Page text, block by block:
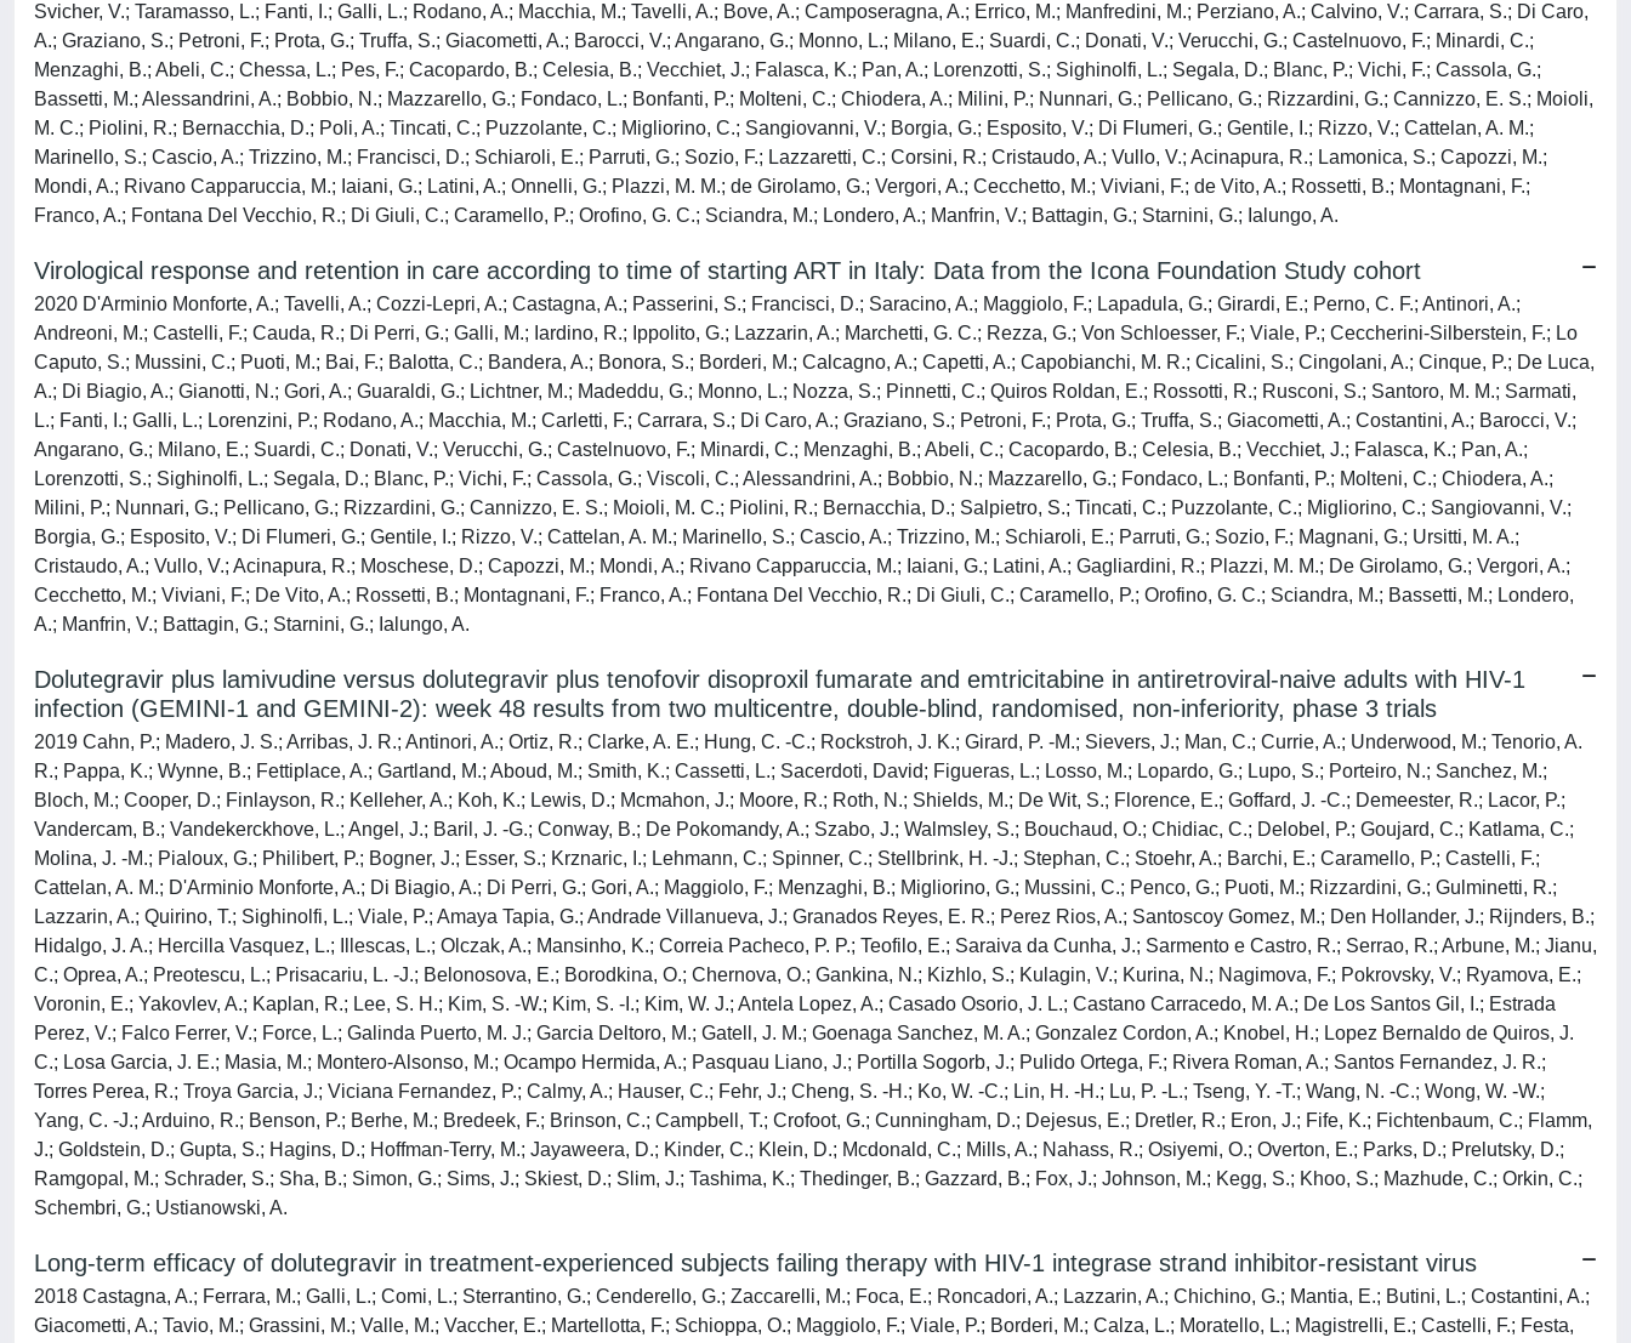
Svicher, V.; Taramasso, L.; Fanti, I.; Galli, L.; Rodano, A.; Macchia, M.; Tavelli, A.; Bove, A.; Camposeragna, A.; Errico, M.; Manfredini, M.; Perziano, A.; Calvino, V.; Carrara, S.; Di Caro,
A.; Graziano, S.; Petroni, F.; Prota, G.; Truffa, S.; Giacometti, A.; Barocci, V.; Angarano, G.; Monno, L.; Milano, E.; Suardi, C.; Donati, V.; Verucchi, G.; Castelnuovo, F.; Minardi, C.;
Menzaghi, B.; Abeli, C.; Chessa, L.; Pes, F.; Cacopardo, B.; Celesia, B.; Vecchiet, J.; Falasca, K.; Pan, A.; Lorenzotti, S.; Sighinolfi, L.; Segala, D.; Blanc, P.; Vichi, F.; Cassola, G.;
Bassetti, M.; Alessandrini, A.; Bobbio, N.; Mazzarello, G.; Fondaco, L.; Bonfanti, P.; Molteni, C.; Chiodera, A.; Milini, P.; Nunnari, G.; Pellicano, G.; Rizzardini, G.; Cannizzo, E. S.; Moioli,
M. C.; Piolini, R.; Bernacchia, D.; Poli, A.; Tincati, C.; Puzzolante, C.; Migliorino, C.; Sangiovanni, V.; Borgia, G.; Esposito, V.; Di Flumeri, G.; Gentile, I.; Rizzo, V.; Cattelan, A. M.;
Marinello, S.; Cascio, A.; Trizzino, M.; Francisci, D.; Schiaroli, E.; Parruti, G.; Sozio, F.; Lazzaretti, C.; Corsini, R.; Cristaudo, A.; Vullo, V.; Acinapura, R.; Lamonica, S.; Capozzi, M.;
Mondi, A.; Rivano Capparuccia, M.; Iaiani, G.; Latini, A.; Onnelli, G.; Plazzi, M. M.; de Girolamo, G.; Vergori, A.; Cecchetto, M.; Viviani, F.; de Vito, A.; Rossetti, B.; Montagnani, F.;
Franco, A.; Fontana Del Vecchio, R.; Di Giuli, C.; Caramello, P.; Orofino, G. C.; Sciandra, M.; Londero, A.; Manfrin, V.; Battagin, G.; Starnini, G.; Ialungo, A.
Virological response and retention in care according to time of starting ART in Italy: Data from the Icona Foundation Study cohort
2020 D'Arminio Monforte, A.; Tavelli, A.; Cozzi-Lepri, A.; Castagna, A.; Passerini, S.; Francisci, D.; Saracino, A.; Maggiolo, F.; Lapadula, G.; Girardi, E.; Perno, C. F.; Antinori, A.;
Andreoni, M.; Castelli, F.; Cauda, R.; Di Perri, G.; Galli, M.; Iardino, R.; Ippolito, G.; Lazzarin, A.; Marchetti, G. C.; Rezza, G.; Von Schloesser, F.; Viale, P.; Ceccherini-Silberstein, F.; Lo
Caputo, S.; Mussini, C.; Puoti, M.; Bai, F.; Balotta, C.; Bandera, A.; Bonora, S.; Borderi, M.; Calcagno, A.; Capetti, A.; Capobianchi, M. R.; Cicalini, S.; Cingolani, A.; Cinque, P.; De Luca,
A.; Di Biagio, A.; Gianotti, N.; Gori, A.; Guaraldi, G.; Lichtner, M.; Madeddu, G.; Monno, L.; Nozza, S.; Pinnetti, C.; Quiros Roldan, E.; Rossotti, R.; Rusconi, S.; Santoro, M. M.; Sarmati,
L.; Fanti, I.; Galli, L.; Lorenzini, P.; Rodano, A.; Macchia, M.; Carletti, F.; Carrara, S.; Di Caro, A.; Graziano, S.; Petroni, F.; Prota, G.; Truffa, S.; Giacometti, A.; Costantini, A.; Barocci, V.;
Angarano, G.; Milano, E.; Suardi, C.; Donati, V.; Verucchi, G.; Castelnuovo, F.; Minardi, C.; Menzaghi, B.; Abeli, C.; Cacopardo, B.; Celesia, B.; Vecchiet, J.; Falasca, K.; Pan, A.;
Lorenzotti, S.; Sighinolfi, L.; Segala, D.; Blanc, P.; Vichi, F.; Cassola, G.; Viscoli, C.; Alessandrini, A.; Bobbio, N.; Mazzarello, G.; Fondaco, L.; Bonfanti, P.; Molteni, C.; Chiodera, A.;
Milini, P.; Nunnari, G.; Pellicano, G.; Rizzardini, G.; Cannizzo, E. S.; Moioli, M. C.; Piolini, R.; Bernacchia, D.; Salpietro, S.; Tincati, C.; Puzzolante, C.; Migliorino, C.; Sangiovanni, V.;
Borgia, G.; Esposito, V.; Di Flumeri, G.; Gentile, I.; Rizzo, V.; Cattelan, A. M.; Marinello, S.; Cascio, A.; Trizzino, M.; Schiaroli, E.; Parruti, G.; Sozio, F.; Magnani, G.; Ursitti, M. A.;
Cristaudo, A.; Vullo, V.; Acinapura, R.; Moschese, D.; Capozzi, M.; Mondi, A.; Rivano Capparuccia, M.; Iaiani, G.; Latini, A.; Gagliardini, R.; Plazzi, M. M.; De Girolamo, G.; Vergori, A.;
Cecchetto, M.; Viviani, F.; De Vito, A.; Rossetti, B.; Montagnani, F.; Franco, A.; Fontana Del Vecchio, R.; Di Giuli, C.; Caramello, P.; Orofino, G. C.; Sciandra, M.; Bassetti, M.; Londero,
A.; Manfrin, V.; Battagin, G.; Starnini, G.; Ialungo, A.
Dolutegravir plus lamivudine versus dolutegravir plus tenofovir disoproxil fumarate and emtricitabine in antiretroviral-naive adults with HIV-1
infection (GEMINI-1 and GEMINI-2): week 48 results from two multicentre, double-blind, randomised, non-inferiority, phase 3 trials
2019 Cahn, P.; Madero, J. S.; Arribas, J. R.; Antinori, A.; Ortiz, R.; Clarke, A. E.; Hung, C. -C.; Rockstroh, J. K.; Girard, P. -M.; Sievers, J.; Man, C.; Currie, A.; Underwood, M.; Tenorio, A.
R.; Pappa, K.; Wynne, B.; Fettiplace, A.; Gartland, M.; Aboud, M.; Smith, K.; Cassetti, L.; Sacerdoti, David; Figueras, L.; Losso, M.; Lopardo, G.; Lupo, S.; Porteiro, N.; Sanchez, M.;
Bloch, M.; Cooper, D.; Finlayson, R.; Kelleher, A.; Koh, K.; Lewis, D.; Mcmahon, J.; Moore, R.; Roth, N.; Shields, M.; De Wit, S.; Florence, E.; Goffard, J. -C.; Demeester, R.; Lacor, P.;
Vandercam, B.; Vandekerckhove, L.; Angel, J.; Baril, J. -G.; Conway, B.; De Pokomandy, A.; Szabo, J.; Walmsley, S.; Bouchaud, O.; Chidiac, C.; Delobel, P.; Goujard, C.; Katlama, C.;
Molina, J. -M.; Pialoux, G.; Philibert, P.; Bogner, J.; Esser, S.; Krznaric, I.; Lehmann, C.; Spinner, C.; Stellbrink, H. -J.; Stephan, C.; Stoehr, A.; Barchi, E.; Caramello, P.; Castelli, F.;
Cattelan, A. M.; D'Arminio Monforte, A.; Di Biagio, A.; Di Perri, G.; Gori, A.; Maggiolo, F.; Menzaghi, B.; Migliorino, G.; Mussini, C.; Penco, G.; Puoti, M.; Rizzardini, G.; Gulminetti, R.;
Lazzarin, A.; Quirino, T.; Sighinolfi, L.; Viale, P.; Amaya Tapia, G.; Andrade Villanueva, J.; Granados Reyes, E. R.; Perez Rios, A.; Santoscoy Gomez, M.; Den Hollander, J.; Rijnders, B.;
Hidalgo, J. A.; Hercilla Vasquez, L.; Illescas, L.; Olczak, A.; Mansinho, K.; Correia Pacheco, P. P.; Teofilo, E.; Saraiva da Cunha, J.; Sarmento e Castro, R.; Serrao, R.; Arbune, M.; Jianu,
C.; Oprea, A.; Preotescu, L.; Prisacariu, L. -J.; Belonosova, E.; Borodkina, O.; Chernova, O.; Gankina, N.; Kizhlo, S.; Kulagin, V.; Kurina, N.; Nagimova, F.; Pokrovsky, V.; Ryamova, E.;
Voronin, E.; Yakovlev, A.; Kaplan, R.; Lee, S. H.; Kim, S. -W.; Kim, S. -I.; Kim, W. J.; Antela Lopez, A.; Casado Osorio, J. L.; Castano Carracedo, M. A.; De Los Santos Gil, I.; Estrada
Perez, V.; Falco Ferrer, V.; Force, L.; Galinda Puerto, M. J.; Garcia Deltoro, M.; Gatell, J. M.; Goenaga Sanchez, M. A.; Gonzalez Cordon, A.; Knobel, H.; Lopez Bernaldo de Quiros, J.
C.; Losa Garcia, J. E.; Masia, M.; Montero-Alsonso, M.; Ocampo Hermida, A.; Pasquau Liano, J.; Portilla Sogorb, J.; Pulido Ortega, F.; Rivera Roman, A.; Santos Fernandez, J. R.;
Torres Perea, R.; Troya Garcia, J.; Viciana Fernandez, P.; Calmy, A.; Hauser, C.; Fehr, J.; Cheng, S. -H.; Ko, W. -C.; Lin, H. -H.; Lu, P. -L.; Tseng, Y. -T.; Wang, N. -C.; Wong, W. -W.;
Yang, C. -J.; Arduino, R.; Benson, P.; Berhe, M.; Bredeek, F.; Brinson, C.; Campbell, T.; Crofoot, G.; Cunningham, D.; Dejesus, E.; Dretler, R.; Eron, J.; Fife, K.; Fichtenbaum, C.; Flamm,
J.; Goldstein, D.; Gupta, S.; Hagins, D.; Hoffman-Terry, M.; Jayaweera, D.; Kinder, C.; Klein, D.; Mcdonald, C.; Mills, A.; Nahass, R.; Osiyemi, O.; Overton, E.; Parks, D.; Prelutsky, D.;
Ramgopal, M.; Schrader, S.; Sha, B.; Simon, G.; Sims, J.; Skiest, D.; Slim, J.; Tashima, K.; Thedinger, B.; Gazzard, B.; Fox, J.; Johnson, M.; Kegg, S.; Khoo, S.; Mazhude, C.; Orkin, C.;
Schembri, G.; Ustianowski, A.
Long-term efficacy of dolutegravir in treatment-experienced subjects failing therapy with HIV-1 integrase strand inhibitor-resistant virus
2018 Castagna, A.; Ferrara, M.; Galli, L.; Comi, L.; Sterrantino, G.; Cenderello, G.; Zaccarelli, M.; Foca, E.; Roncadori, A.; Lazzarin, A.; Chichino, G.; Mantia, E.; Butini, L.; Costantini, A.;
Giacometti, A.; Tavio, M.; Grassini, M.; Valle, M.; Vaccher, E.; Martellotta, F.; Schioppa, O.; Maggiolo, F.; Viale, P.; Borderi, M.; Calza, L.; Moratello, L.; Magistrelli, E.; Castelli, F.; Festa,